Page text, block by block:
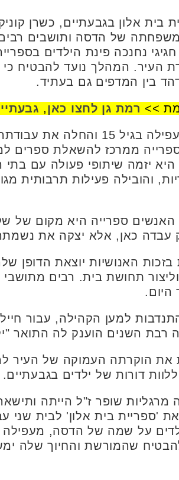
אלון בגבעתיים, כשרן
של הדסה ותושבים
נחנכה פינת הילדים
העיר. המהלך נועד להבטיח
בין המדפים גם בעתיד.
>> רמת גן לחצו כאן,
הפכה את הספרייה ממרכז להשאלת
יזמה שיתופי פעולה עם
והובילה פעילות תרבותית
ספרייה היא מקום של
עבדה כאן, אלא יצקה את
האנושיות יוצאת הדופן
תחושת בית. רבים מתושבי
למען הקהילה, עבור
השנים הוענק לה התואר
את הוקרתה העמוקה של העיר
דורות של ילדים בגבעתיים.
מרגליות שופר ז"ל הייתה
'ספריית בית אלון' לבית שני
על שמה של הדסה, מעפילה
שהמורשת והחיוך שלה